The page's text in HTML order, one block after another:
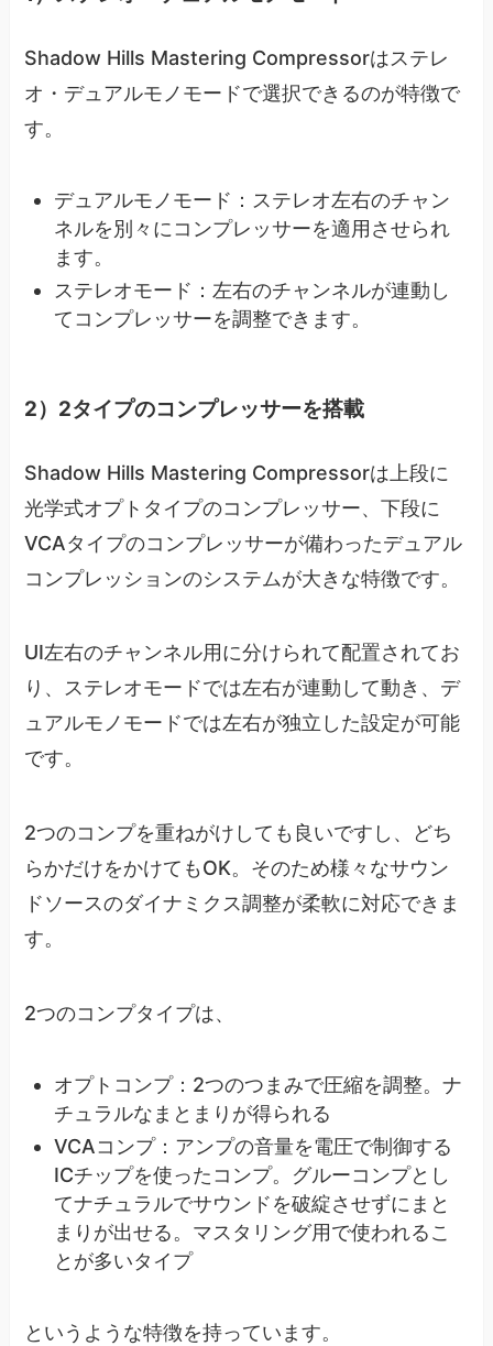
Shadow Hills Mastering Compressorはステレ
オ・デュアルモノモードで選択できるのが特徴で
す。
デュアルモノモード：ステレオ左右のチャン
ネルを別々にコンプレッサーを適用させられ
ます。
ステレオモード：左右のチャンネルが連動し
てコンプレッサーを調整できます。
2）2タイプのコンプレッサーを搭載
Shadow Hills Mastering Compressorは上段に
光学式オプトタイプのコンプレッサー、下段に
VCAタイプのコンプレッサーが備わったデュアル
コンプレッションのシステムが大きな特徴です。
UI左右のチャンネル用に分けられて配置されてお
り、ステレオモードでは左右が連動して動き、デ
ュアルモノモードでは左右が独立した設定が可能
です。
2つのコンプを重ねがけしても良いですし、どち
らかだけをかけてもOK。そのため様々なサウン
ドソースのダイナミクス調整が柔軟に対応できま
す。
2つのコンプタイプは、
オプトコンプ：2つのつまみで圧縮を調整。ナ
チュラルなまとまりが得られる
VCAコンプ：アンプの音量を電圧で制御する
ICチップを使ったコンプ。グルーコンプとし
てナチュラルでサウンドを破綻させずにまと
まりが出せる。マスタリング用で使われるこ
とが多いタイプ
というような特徴を持っています。